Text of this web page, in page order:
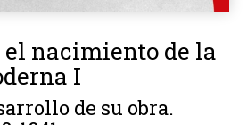
nacimiento de la
I
de su obra.